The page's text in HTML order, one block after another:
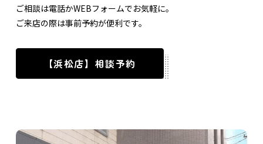
ご相談は電話かWEBフォームでお気軽に。
ご来店の際は事前予約が便利です。
【浜松店】相談予約